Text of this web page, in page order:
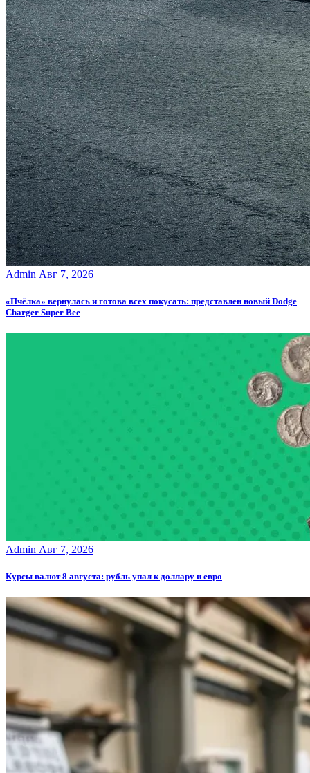
Admin Авг 7, 2026
«Пчёлка» вернулась и готова всех покусать: представлен новый Dodge
Charger Super Bee
Admin Авг 7, 2026
Курсы валют 8 августа: рубль упал к доллару и евро